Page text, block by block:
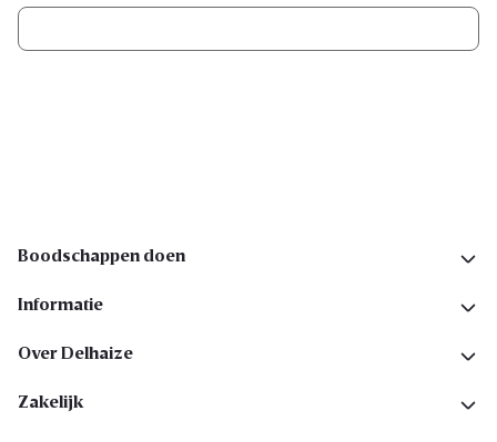
Boodschappen doen
Informatie
Over Delhaize
Zakelijk